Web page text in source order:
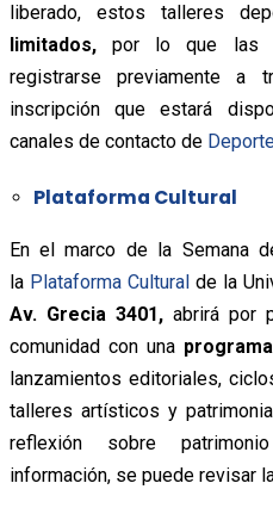
liberado, estos talleres
limitados,por lo que las y
registrarse previamente a
inscripción que estará
canales de contacto de
Plataforma Cultural
En el marco de la Semana
la Plataforma Culturalde la
Av. Grecia 3401,abrirá por
comunidad con una
lanzamientos editoriales,
talleres artísticos y
reflexión sobre
información, se puede revisar